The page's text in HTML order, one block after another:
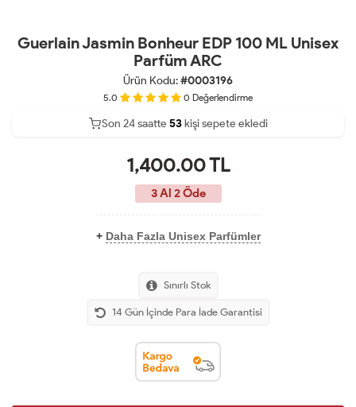
Guerlain Jasmin Bonheur EDP 100 ML Unisex
Parfüm ARC
Ürün Kodu:#0003196
5.0 0 Değerlendirme
41
Son 24 saatte 53kişi sepete ekledi
20
1,400.00TL
3 Al 2 Öde
+ Daha Fazla Unisex Parfümler
Sınırlı Stok
14 Gün İçinde Para İade Garantisi